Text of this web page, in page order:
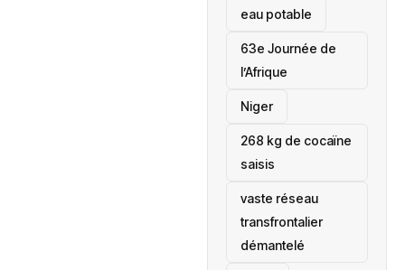
eau potable
63e Journée de
l’Afrique
‎Niger
268 kg de cocaïne
saisis
vaste réseau
transfrontalier
démantelé